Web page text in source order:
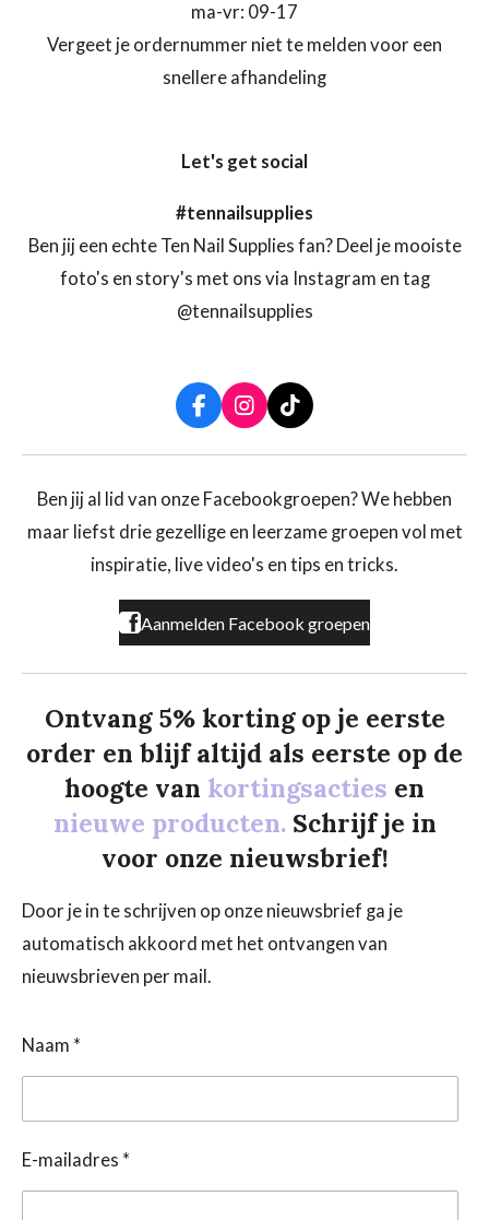
ma-vr: 09-17
Vergeet je ordernummer niet te melden voor een
snellere afhandeling
Let's get social
#tennailsupplies
Ben jij een echte Ten Nail Supplies fan? Deel je mooiste
foto's en story's met ons via Instagram en tag
@tennailsupplies
F
a
c
b
o
k
I
n
s
a
r
a
T
i
k
o
Ben jij al lid van onze Facebookgroepen? We hebben
maar liefst drie gezellige en leerzame groepen vol met
inspiratie, live video's en tips en tricks.
Aanmelden Facebook groepen
Ontvang 5% korting op je eerste
order en blijf altijd als eerste op de
hoogte van kortingsacties en
nieuwe producten. Schrijf je in
voor onze nieuwsbrief!
Door je in te schrijven op onze nieuwsbrief ga je
automatisch akkoord met het ontvangen van
nieuwsbrieven per mail.
Naam *
E-mailadres *